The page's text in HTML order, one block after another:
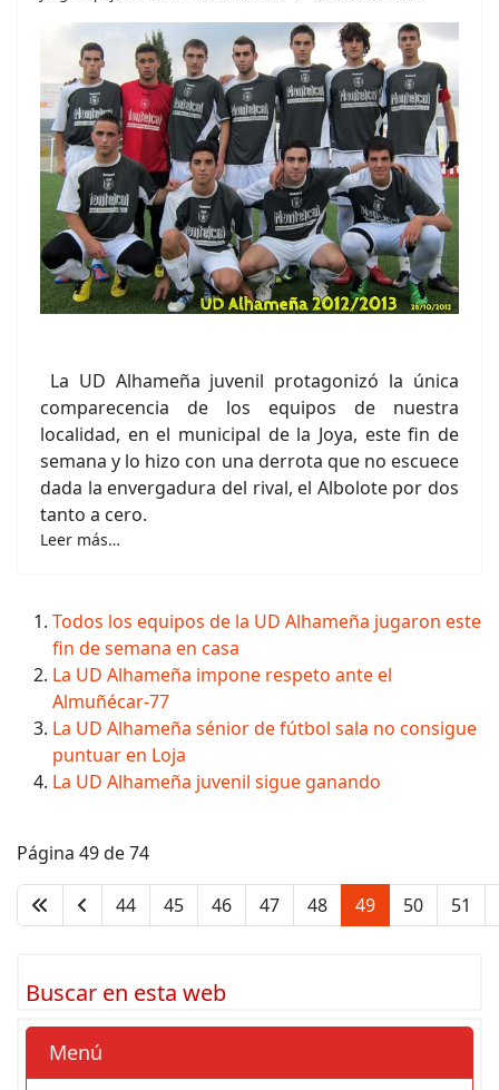
La UD Alhameña juvenil protagonizó la única
comparecencia de los equipos de nuestra
localidad, en el municipal de la Joya, este fin de
semana y lo hizo con una derrota que no escuece
dada la envergadura del rival, el Albolote por dos
tanto a cero.
Leer más…
Todos los equipos de la UD Alhameña jugaron este
fin de semana en casa
La UD Alhameña impone respeto ante el
Almuñécar-77
La UD Alhameña sénior de fútbol sala no consigue
puntuar en Loja
La UD Alhameña juvenil sigue ganando
Página 49 de 74
44 45 46 47 48 49 50 51
Buscar en esta web
Menú